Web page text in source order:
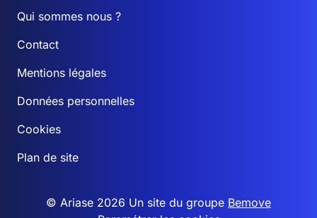
Qui sommes nous ?
Contact
Mentions légales
Données personnelles
Cookies
Plan de site
© Ariase 2026 Un site du groupe Bemove